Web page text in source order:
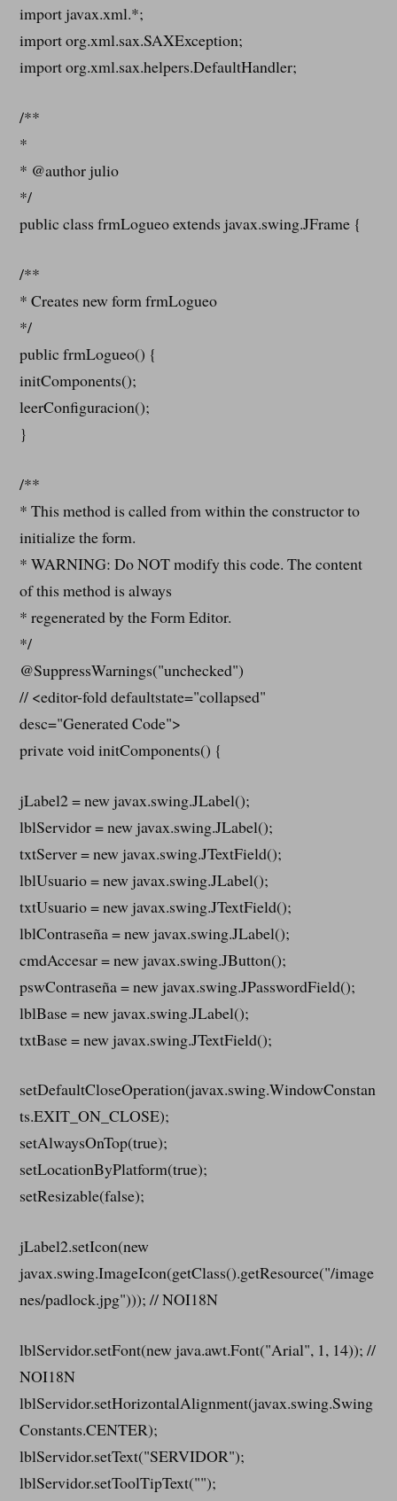
import javax.xml.*;
import org.xml.sax.SAXException;
import org.xml.sax.helpers.DefaultHandler;
/**
*
* @author julio
*/
public class frmLogueo extends javax.swing.JFrame {
/**
* Creates new form frmLogueo
*/
public frmLogueo() {
initComponents();
leerConfiguracion();
}
/**
* This method is called from within the constructor to
initialize the form.
* WARNING: Do NOT modify this code. The content
of this method is always
* regenerated by the Form Editor.
*/
@SuppressWarnings("unchecked")
// <editor-fold defaultstate="collapsed"
desc="Generated Code">
private void initComponents() {
jLabel2 = new javax.swing.JLabel();
lblServidor = new javax.swing.JLabel();
txtServer = new javax.swing.JTextField();
lblUsuario = new javax.swing.JLabel();
txtUsuario = new javax.swing.JTextField();
lblContraseña = new javax.swing.JLabel();
cmdAccesar = new javax.swing.JButton();
pswContraseña = new javax.swing.JPasswordField();
lblBase = new javax.swing.JLabel();
txtBase = new javax.swing.JTextField();
setDefaultCloseOperation(javax.swing.WindowConstan
ts.EXIT_ON_CLOSE);
setAlwaysOnTop(true);
setLocationByPlatform(true);
setResizable(false);
jLabel2.setIcon(new
javax.swing.ImageIcon(getClass().getResource("/image
nes/padlock.jpg"))); // NOI18N
lblServidor.setFont(new java.awt.Font("Arial", 1, 14)); //
NOI18N
lblServidor.setHorizontalAlignment(javax.swing.Swing
Constants.CENTER);
lblServidor.setText("SERVIDOR");
lblServidor.setToolTipText("");